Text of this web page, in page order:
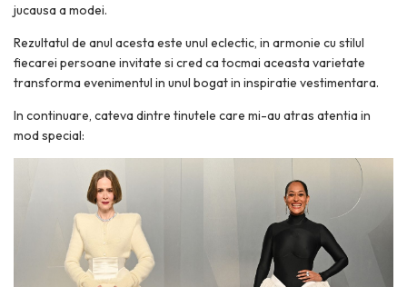
jucausa a modei.
Rezultatul de anul acesta este unul eclectic, in armonie cu stilul
fiecarei persoane invitate si cred ca tocmai aceasta varietate
transforma evenimentul in unul bogat in inspiratie vestimentara.
In continuare, cateva dintre tinutele care mi-au atras atentia in
mod special: